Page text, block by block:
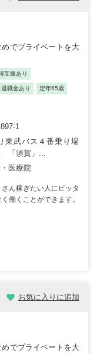
でプライベートを大
支援あり
退職金あり 定年65歳
1
東武バス４番乗り場
「須賀」...
医療院
ん稼ぎたい人にピッタ
働くことができます。
お気に入りに追加
でプライベートを大